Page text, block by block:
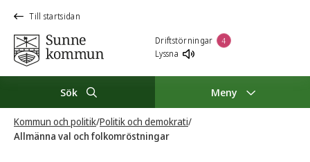
Till startsidan
Driftstörningar 4
Lyssna
Sök Meny
Kommun och politik/Politik och demokrati/
Allmänna val och folkomröstningar